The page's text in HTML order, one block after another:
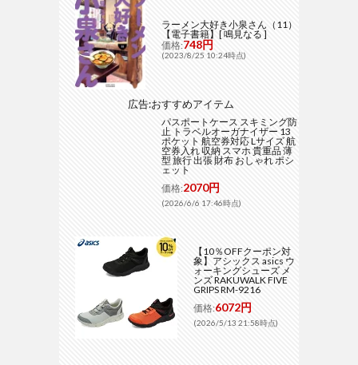
ラーメン大好き小泉さん（11）
【電子書籍】[ 鳴見なる ]
価格:748円
(2023/8/25 10:24時点)
広告:おすすめアイテム
パスポートケース スキミング防
止 トラベルオーガナイザー 13
ポケット 航空券対応 Lサイズ 航
空券入れ 収納 スマホ 貴重品 薄
型 旅行 出張 財布 おしゃれ ポシ
ェット
価格:2070円
(2026/6/6 17:46時点)
【10％OFFクーポン対
象】アシックス asics ウ
ォーキングシューズ メ
ンズ RAKUWALK FIVE
GRIPS RM-9216
価格:6072円
(2026/5/13 21:58時点)